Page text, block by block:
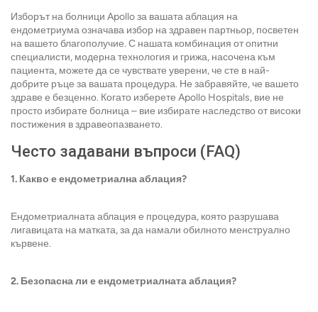
Изборът на болници Apollo за вашата аблация на
ендометриума означава избор на здравен партньор, посветен
на вашето благополучие. С нашата комбинация от опитни
специалисти, модерна технология и грижа, насочена към
пациента, можете да се чувствате уверени, че сте в най-
добрите ръце за вашата процедура. Не забравяйте, че вашето
здраве е безценно. Когато изберете Apollo Hospitals, вие не
просто избирате болница – вие избирате наследство от високи
постижения в здравеопазването.
Често задавани въпроси (FAQ)
1. Какво е ендометриална аблация?
Ендометриалната аблация е процедура, която разрушава
лигавицата на матката, за да намали обилното менструално
кървене.
2. Безопасна ли е ендометриалната аблация?